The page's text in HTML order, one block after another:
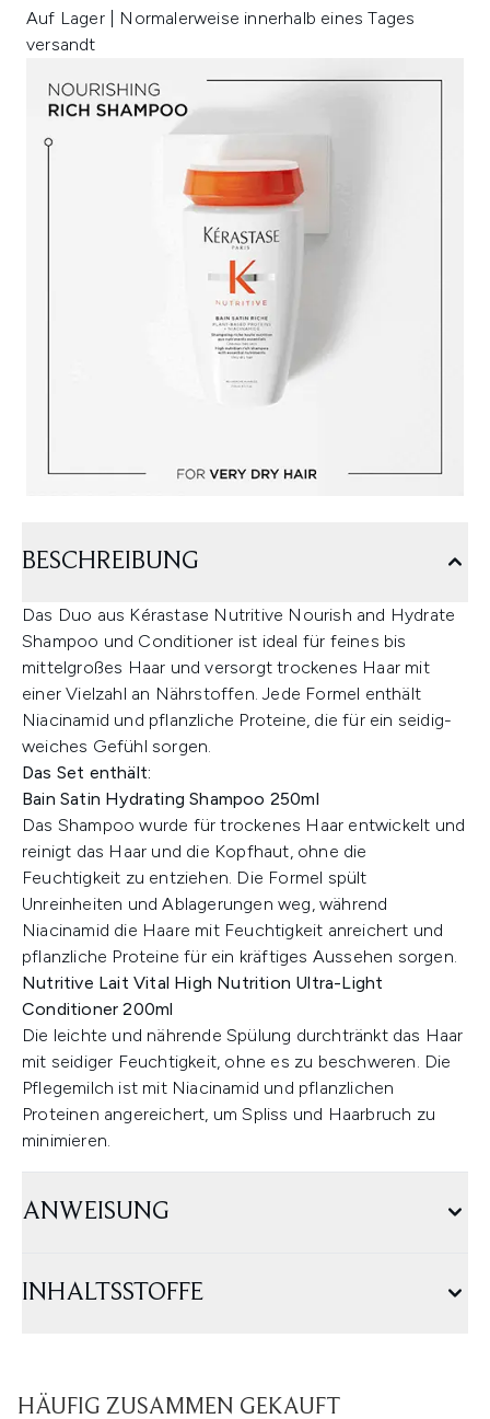
Auf Lager | Normalerweise innerhalb eines Tages
versandt
BESCHREIBUNG
Das Duo aus Kérastase Nutritive Nourish and Hydrate
Shampoo und Conditioner ist ideal für feines bis
mittelgroßes Haar und versorgt trockenes Haar mit
einer Vielzahl an Nährstoffen. Jede Formel enthält
Niacinamid und pflanzliche Proteine, die für ein seidig-
weiches Gefühl sorgen.
Das Set enthält:
Bain Satin Hydrating Shampoo 250ml
Das Shampoo wurde für trockenes Haar entwickelt und
reinigt das Haar und die Kopfhaut, ohne die
Feuchtigkeit zu entziehen. Die Formel spült
Unreinheiten und Ablagerungen weg, während
Niacinamid die Haare mit Feuchtigkeit anreichert und
pflanzliche Proteine für ein kräftiges Aussehen sorgen.
Nutritive Lait Vital High Nutrition Ultra-Light
Conditioner 200ml
Die leichte und nährende Spülung durchtränkt das Haar
mit seidiger Feuchtigkeit, ohne es zu beschweren. Die
Pflegemilch ist mit Niacinamid und pflanzlichen
Proteinen angereichert, um Spliss und Haarbruch zu
minimieren.
ANWEISUNG
INHALTSSTOFFE
HÄUFIG ZUSAMMEN GEKAUFT